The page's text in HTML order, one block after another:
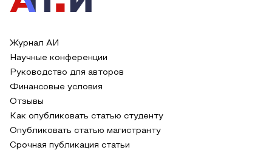
Журнал АИ
Научные конференции
Руководство для авторов
Финансовые условия
Отзывы
Как опубликовать статью студенту
Опубликовать статью магистранту
Срочная публикация статьи